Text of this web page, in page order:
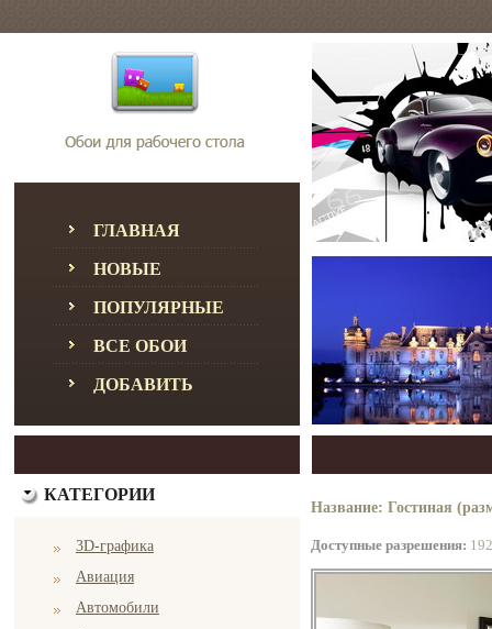
ГЛАВНАЯ
НОВЫЕ
ПОПУЛЯРНЫЕ
ВСЕ ОБОИ
ДОБАВИТЬ
КАТЕГОРИИ
3D-графика
Авиация
Автомобили
Название: Гостиная
Доступные разрешения: